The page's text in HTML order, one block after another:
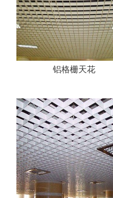
铝格栅天花